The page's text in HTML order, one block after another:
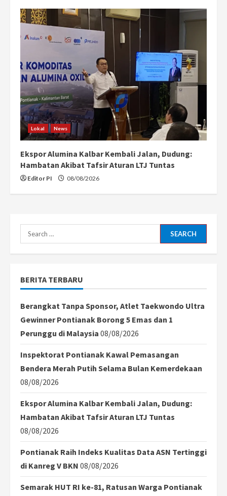
Lokal News
Ekspor Alumina Kalbar Kembali Jalan, Dudung:
Hambatan Akibat Tafsir Aturan LTJ Tuntas
Editor PI 08/08/2026
Search
for:
BERITA TERBARU
Berangkat Tanpa Sponsor, Atlet Taekwondo Ultra
Gewinner Pontianak Borong 5 Emas dan 1
Perunggu di Malaysia 08/08/2026
Inspektorat Pontianak Kawal Pemasangan
Bendera Merah Putih Selama Bulan Kemerdekaan
08/08/2026
Ekspor Alumina Kalbar Kembali Jalan, Dudung:
Hambatan Akibat Tafsir Aturan LTJ Tuntas
08/08/2026
Pontianak Raih Indeks Kualitas Data ASN Tertinggi
di Kanreg V BKN 08/08/2026
Semarak HUT RI ke-81, Ratusan Warga Pontianak